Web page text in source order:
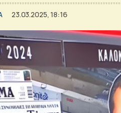
23.03.2025, 18:16